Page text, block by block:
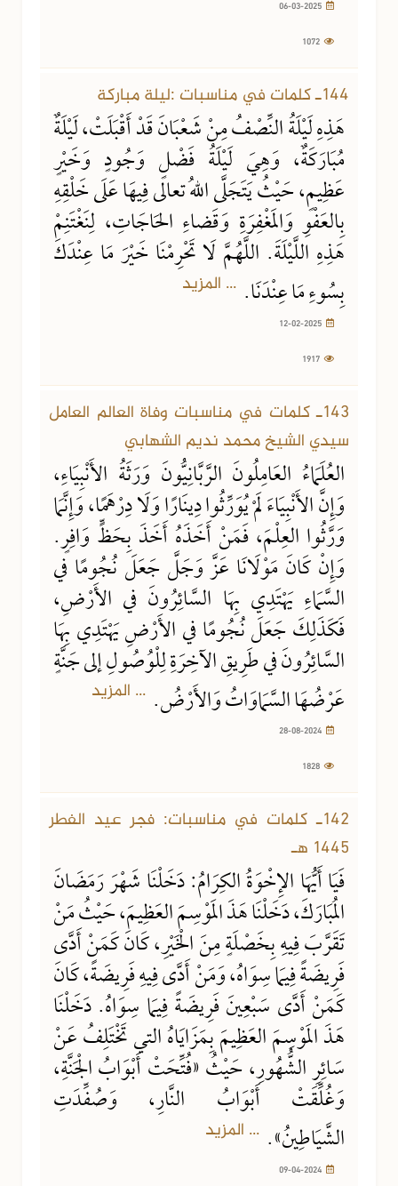
144ـ كلمات في مناسبات :ليلة مباركة
هَذِهِ لَيْلَةُ النِّصْفُ مِنْ شَعْبَانَ قَدْ أَقْبَلَتْ، لَيْلَةٌ
مُبَارَكَةٌ، وَهِيَ لَيْلَةُ فَضْلٍ وَجُودٍ وَخَيْرٍ
عَظِيمٍ، حَيْثُ يَتَجَلَّى اللهُ تعالى فِيهَا عَلَى خَلْقِهِ
بِالعَفْوِ وَالمَغْفِرَةِ وَقَضاءِ الحَاجَاتِ، لِنَغْتَنِمْ
هَذِهِ اللَّيْلَةَ. اللَّهُمَّ لَا تَحْرِمْنَا خَيْرَ مَا عِنْدَكَ
بِسُوءِ مَا عِنْدَنَا. ... المزيد
143ـ كلمات في مناسبات وفاة العالم العامل
سيدي الشيخ محمد نديم الشهابي
العُلَمَاءُ العَامِلُونَ الرَّبَّانِيُّونَ وَرَثَةُ الأَنْبِيَاءِ،
وَإِنَّ الأَنْبِيَاءَ لَمْ يُوَرِّثُوا دِينَارًا وَلَا دِرْهَمًا، وَإِنَّمَا
وَرَّثُوا العِلْمَ، فَمَنْ أَخَذَهُ أَخَذَ بِحَظٍّ وَافِرٍ.
وَإِنْ كَانَ مَوْلَانَا عَزَّ وَجَلَّ جَعَلَ نُجُومًا في
السَّمَاءِ يَهْتَدِي بِهَا السَّائِرُونَ في الأَرْضِ،
فَكَذَلِكَ جَعَلَ نُجُومًا في الأَرْضِ يَهْتَدِي بِهَا
السَّائِرُونَ في طَرِيقِ الآخِرَةِ لِلْوُصُولِ إلى جَنَّةٍ
عَرْضُهَا السَّمَاوَاتُ وَالأَرْضُ. ... المزيد
142ـ كلمات في مناسبات: فجر عيد الفطر
1445 هـ
فَيَا أَيُّهَا الإِخْوَةُ الكِرَامُ: دَخَلْنَا شَهْرَ رَمَضَانَ
المُبَارَكَ، دَخَلْنَا هَذَ المَوْسِمَ العَظِيمَ، حَيْثُ مَنْ
تَقَرَّبَ فِيهِ بِخَصْلَةٍ مِنَ الْخَيْرِ، كَانَ كَمَنْ أَدَّى
فَرِيضَةً فِيمَا سِوَاهُ، وَمَنْ أَدَّى فِيهِ فَرِيضَةً، كَانَ
كَمَنْ أَدَّى سَبْعِينَ فَرِيضَةً فِيمَا سِوَاهُ. دَخَلْنَا
هَذَ المَوْسِمَ العَظِيمَ بِمَزَايَاهُ التي تَخْتَلِفُ عَنْ
سَائِرِ الشُّهُورِ، حَيْثُ «فُتِّحَتْ أَبْوَابُ الْجَنَّةِ،
وَغُلِّقَتْ أَبْوَابُ النَّارِ، وَصُفِّدَتِ
الشَّيَاطِينُ». ... المزيد